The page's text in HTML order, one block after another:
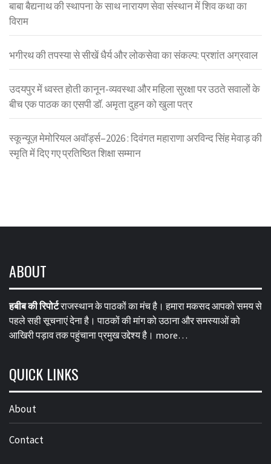
बाबा बैद्यनाथ की स्थापना के साथ नारायण सेवा संस्थान में शिव कथा का
विराम
भगीरथ की तपस्या से सीखें धैर्य और लोकसेवा का संकल्प: प्रशांत अग्रवाल
उदयपुर में ध्वस्त होती कानून-व्यवस्था और महिला सुरक्षा पर उठते सवालों के
बीच एक पाठक का एसपी डॉ. अमृता दुहन को खुला पत्र
स्कून्यूज़ मेमोरियल अवॉर्ड्स–2026 : दिवंगत महाराणा अरविन्द सिंह मेवाड़ की
स्मृति में दिए गए प्रतिष्ठित शिक्षा सम्मान
ABOUT
हबीब की रिपोर्टराजस्थान के पाठकों का मंच है। हमारा मकसद आपको समय से
पहले सही सूचनाएं देना है। पाठकों की मांग को उठाना और समस्याओं को
आखिरी पड़ाव तक पहुंचाना प्रमुख उद्देश्य है। more…
QUICK LINKS
About
Contact